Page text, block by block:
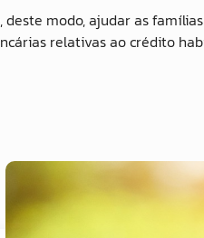
modo, ajudar as
relativas ao crédito